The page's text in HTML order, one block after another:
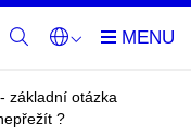
základní otázka
?